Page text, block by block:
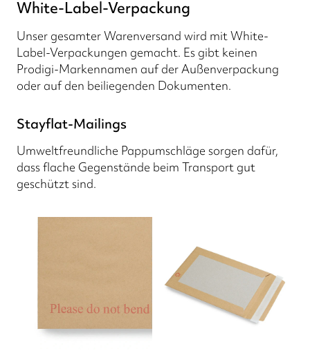
White-Label-Verpackung
Unser gesamter Warenversand wird mit White-
Label-Verpackungen gemacht. Es gibt keinen
Prodigi-Markennamen auf der Außenverpackung
oder auf den beiliegenden Dokumenten.
Stayflat-Mailings
Umweltfreundliche Pappumschläge sorgen dafür,
dass flache Gegenstände beim Transport gut
geschützt sind.